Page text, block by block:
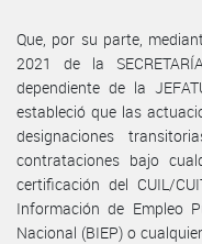
Que, por su parte,
2021 de la
dependiente de la
estableció que las
designaciones
contrataciones bajo
certificación del CUIL/
Información de Empleo
Nacional (BIEP) o